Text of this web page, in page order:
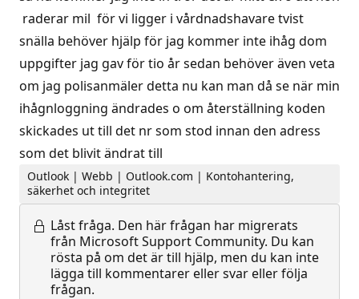
raderar mil för vi ligger i vårdnadshavare tvist
snälla behöver hjälp för jag kommer inte ihåg dom
uppgifter jag gav för tio år sedan behöver även veta
om jag polisanmäler detta nu kan man då se när min
ihågnloggning ändrades o om återställning koden
skickades ut till det nr som stod innan den adress
som det blivit ändrat till
Outlook | Webb | Outlook.com | Kontohantering,
säkerhet och integritet
Låst fråga. Den här frågan har migrerats
från Microsoft Support Community. Du kan
rösta på om det är till hjälp, men du kan inte
lägga till kommentarer eller svar eller följa
frågan.